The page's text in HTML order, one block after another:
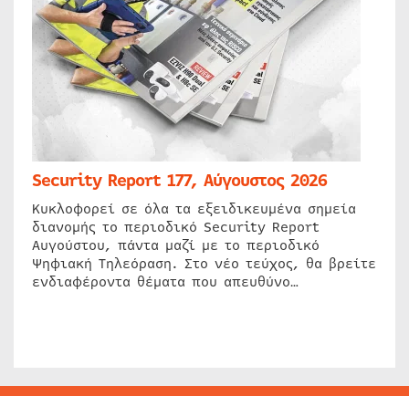
Security Report 177, Αύγουστος 2026
Κυκλοφορεί σε όλα τα εξειδικευμένα σημεία
διανομής το περιοδικό Security Report
Αυγούστου, πάντα μαζί με το περιοδικό
Ψηφιακή Τηλεόραση. Στο νέο τεύχος, θα βρείτε
ενδιαφέροντα θέματα που απευθύνο…